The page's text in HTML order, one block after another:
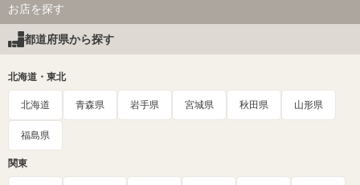
お店を探す
都道府県から探す
北海道・東北
北海道 青森県 岩手県 宮城県 秋田県 山形県
福島県
関東